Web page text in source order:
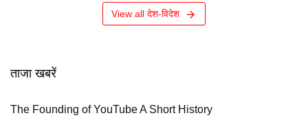
View all देश-विदेश
ताजा खबरें
The Founding of YouTube A Short History